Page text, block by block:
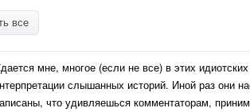
все
мне, многое (если не все) в этих
слышанных историй. Иной раз они
что удивляешься комментаторам,